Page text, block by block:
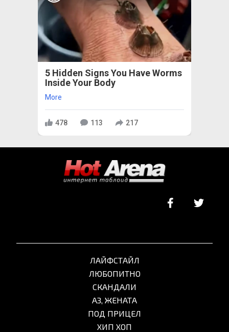
5 Hidden Signs You Have Worms
Inside Your Body
More
478 113 217
ЛАЙФСТАЙЛ
ЛЮБОПИТНО
СКАНДАЛИ
АЗ, ЖЕНАТА
ПОД ПРИЦЕЛ
ХИП ХОП